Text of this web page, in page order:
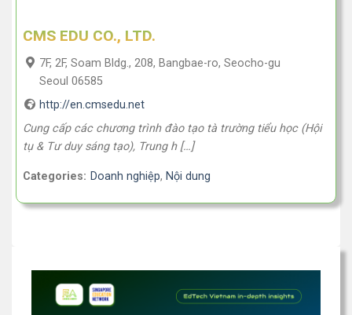
CMS EDU CO., LTD.
7F, 2F, Soam Bldg., 208, Bangbae-ro, Seocho-gu
Seoul 06585
http://en.cmsedu.net
Cung cấp các chương trình đào tạo tà trường tiểu học (Hội
tụ & Tư duy sáng tạo), Trung h […]
Categories: Doanh nghiệp, Nội dung